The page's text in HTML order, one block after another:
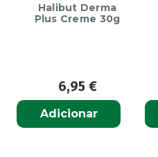
Halibut Derma
Plus Creme 30g
6,95 €
Adicionar